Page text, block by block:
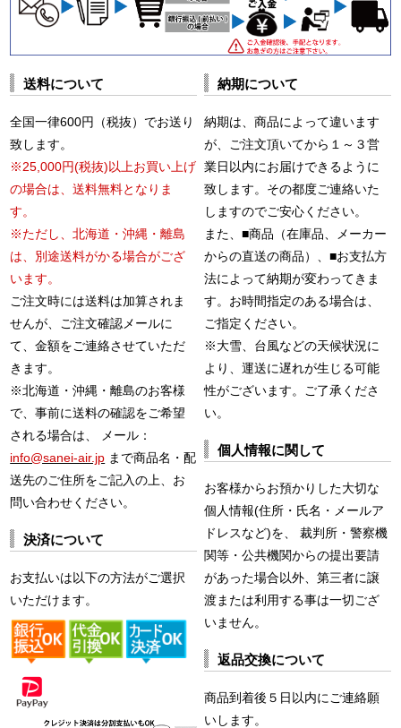
送料について
全国一律600円（税抜）でお送り
致します。
※25,000円(税抜)以上お買い上げ
の場合は、送料無料となりま
す。
※ただし、北海道・沖縄・離島
は、別途送料がかる場合がござ
います。
ご注文時には送料は加算されま
せんが、ご注文確認メールに
て、金額をご連絡させていただ
きます。
※北海道・沖縄・離島のお客様
で、事前に送料の確認をご希望
される場合は、 メール：
info@sanei-air.jp まで商品名・配
送先のご住所をご記入の上、お
問い合わせください。
決済について
お支払いは以下の方法がご選択
いただけます。
納期について
納期は、商品によって違います
が、ご注文頂いてから１～３営
業日以内にお届けできるように
致します。その都度ご連絡いた
しますのでご安心ください。
また、■商品（在庫品、メーカー
からの直送の商品）、■お支払方
法によって納期が変わってきま
す。お時間指定のある場合は、
ご指定ください。
※大雪、台風などの天候状況に
より、運送に遅れが生じる可能
性がございます。ご了承くださ
い。
個人情報に関して
お客様からお預かりした大切な
個人情報(住所・氏名・メールア
ドレスなど)を、 裁判所・警察機
関等・公共機関からの提出要請
があった場合以外、第三者に譲
渡または利用する事は一切ござ
いません。
返品交換について
商品到着後５日以内にご連絡願
いします。